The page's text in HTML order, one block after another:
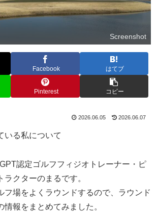
Screenshot
Facebook はてブ
Pinterest コピー
2026.06.05 2026.06.07
いる私について
認定ゴルフフィジオトレーナー・ピ
ラクターのまるです。
フ場をよくラウンドするので、ラウンド
情報をまとめてみました。